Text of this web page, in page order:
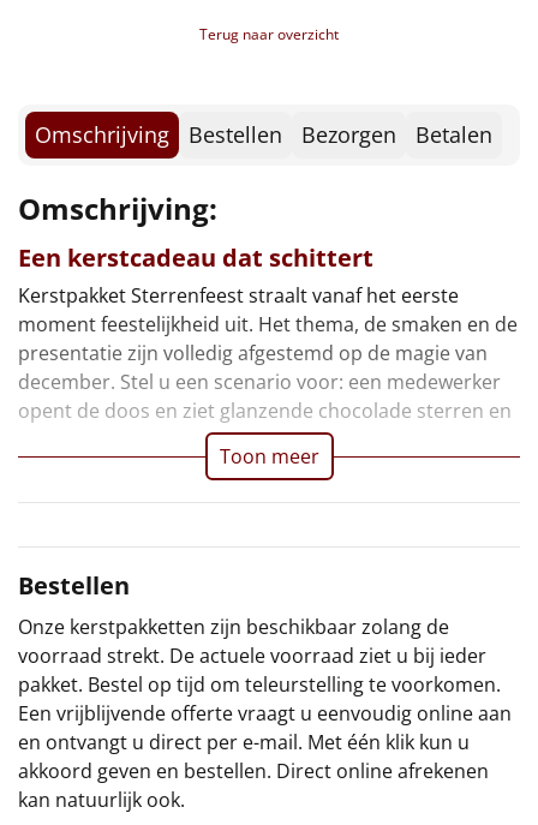
Slowcooker POPULAIR
Deken (fleece plaid)
Alle artikelen
Overige
Ideeën
Personeel
Sinterklaaspakketten
Particulier
Kerstgeschenken 2026
Relatiegeschenken
Cadeaubon
Terug naar overzicht
Omschrijving Bestellen Bezorgen Betalen
Omschrijving:
Een kerstcadeau dat schittert
Kerstpakket Sterrenfeest straalt vanaf het eerste
moment feestelijkheid uit. Het thema, de smaken en de
presentatie zijn volledig afgestemd op de magie van
december. Stel u een scenario voor: een medewerker
opent de doos en ziet glanzende chocolade sterren en
Toon meer
Bestellen
Onze kerstpakketten zijn beschikbaar zolang de
voorraad strekt. De actuele voorraad ziet u bij ieder
pakket. Bestel op tijd om teleurstelling te voorkomen.
Een vrijblijvende offerte vraagt u eenvoudig online aan
en ontvangt u direct per e-mail. Met één klik kun u
akkoord geven en bestellen. Direct online afrekenen
kan natuurlijk ook.